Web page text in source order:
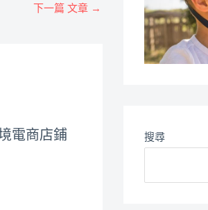
下一篇 文章 →
電商店鋪 搜尋